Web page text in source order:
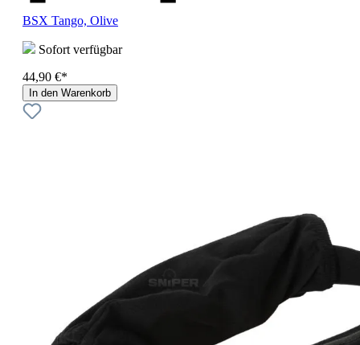
BSX Tango, Olive
Sofort verfügbar
44,90 €*
In den Warenkorb